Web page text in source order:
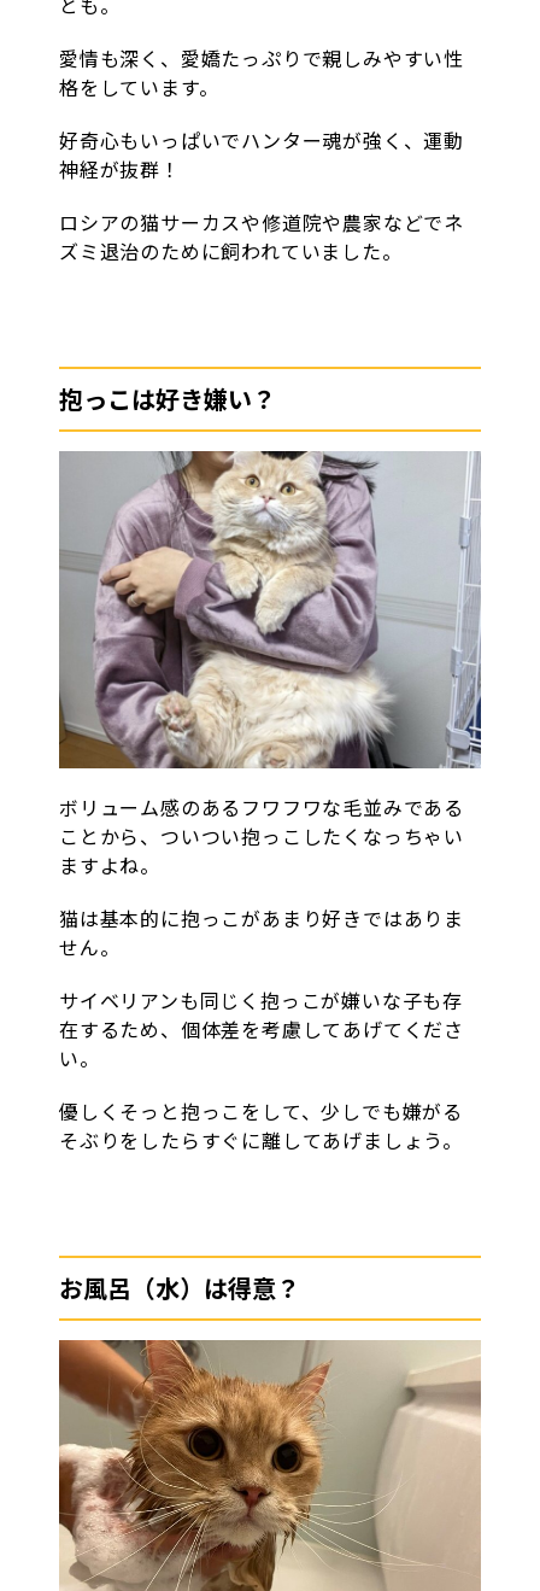
愛情も深く、愛嬌たっぷりで親しみやすい性
格をしています。
好奇心もいっぱいでハンター魂が強く、運動
神経が抜群！
ロシアの猫サーカスや修道院や農家などでネ
ズミ退治のために飼われていました。
抱っこは好き嫌い？
ボリューム感のあるフワフワな毛並みである
ことから、ついつい抱っこしたくなっちゃい
ますよね。
猫は基本的に抱っこがあまり好きではありま
せん。
サイベリアンも同じく抱っこが嫌いな子も存
在するため、個体差を考慮してあげてくださ
い。
優しくそっと抱っこをして、少しでも嫌がる
そぶりをしたらすぐに離してあげましょう。
お風呂（水）は得意？